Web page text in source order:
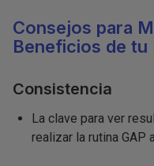
Consejos para
Beneficios de tu
Consistencia
La clave para ver
realizar la rutina GAP